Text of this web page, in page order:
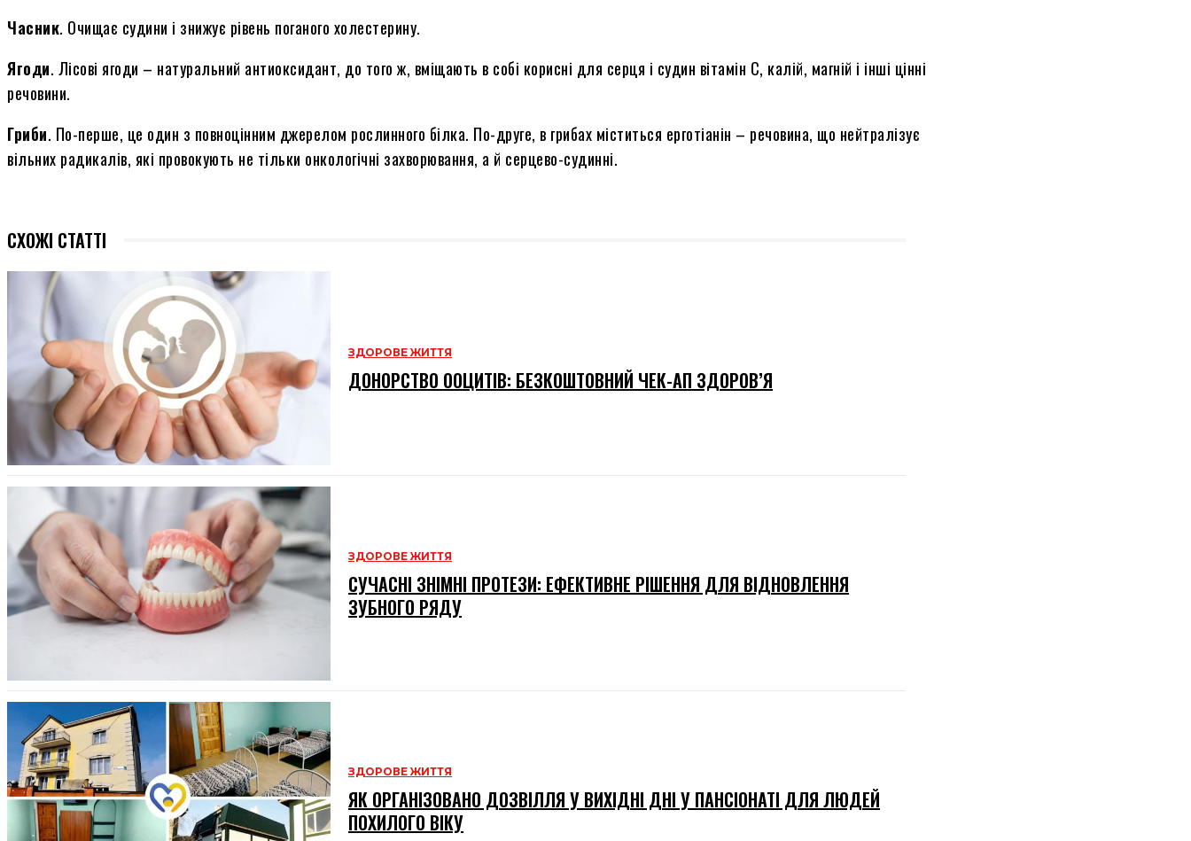
Часник. Очищає судини і знижує рівень поганого холестерину.
Ягоди. Лісові ягоди – натуральний антиоксидант, до того ж, вміщають в собі корисні для серця і судин вітамін С, калій, магній і інші цінні
речовини.
Гриби. По-перше, це один з повноцінним джерелом рослинного білка. По-друге, в грибах міститься ерготіанін – речовина, що нейтралізує
вільних радикалів, які провокують не тільки онкологічні захворювання, а й серцево-судинні.
СХОЖІ СТАТТІ
ЗДОРОВЕ ЖИТТЯ
ДОНОРСТВО ООЦИТІВ: БЕЗКОШТОВНИЙ ЧЕК-АП ЗДОРОВ’Я
ЗДОРОВЕ ЖИТТЯ
СУЧАСНІ ЗНІМНІ ПРОТЕЗИ: ЕФЕКТИВНЕ РІШЕННЯ ДЛЯ ВІДНОВЛЕННЯ
ЗУБНОГО РЯДУ
ЗДОРОВЕ ЖИТТЯ
ЯК ОРГАНІЗОВАНО ДОЗВІЛЛЯ У ВИХІДНІ ДНІ У ПАНСІОНАТІ ДЛЯ ЛЮДЕЙ
ПОХИЛОГО ВІКУ